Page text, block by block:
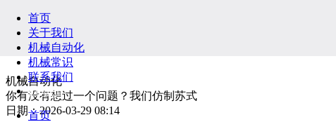
首页
关于我们
机械自动化
机械常识
联系我们
English
首页
机械自动化
你有没有想过一个问题？我们仿制苏式
日期：2026-03-29 08:14